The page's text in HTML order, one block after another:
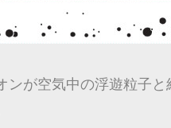
が空気中の浮遊粒子